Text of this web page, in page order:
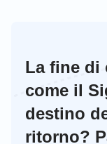
La fine di
come il
destino
ritorno?